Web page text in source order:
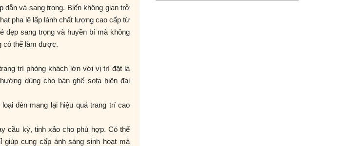
dẫn và sang trọng. Biến không gian trở
pha lê lấp lánh chất lượng cao cấp từ
đẹp sang trọng và huyền bí mà không
có thể làm được.
trí phòng khách lớn với vị trí đặt là
dùng cho bàn ghế sofa hiện đại
đèn mang lại hiệu quả trang trí cao
cầu kỳ, tinh xảo cho phù hợp. Có thể
giúp cung cấp ánh sáng sinh hoạt mà